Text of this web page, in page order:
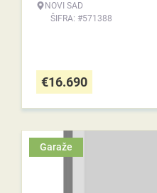
NOVI SAD
ŠIFRA: #571388
€16.690
Garaže